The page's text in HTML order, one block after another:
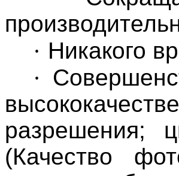
· Никакого
·
разрешения;
(Качество